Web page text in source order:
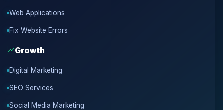
Web Applications
Fix Website Errors
Growth
Digital Marketing
SEO Services
Social Media Marketing